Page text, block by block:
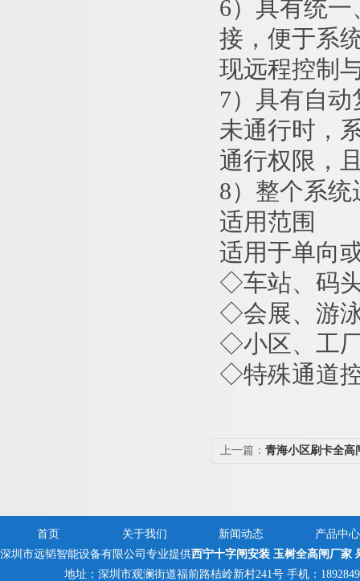
6）具有统
接，便于系
现远程控制
7）具有自
未通行时，
通行权限，
8）整个系
适用范围
适用于单向
◇车站、码
◇会展、游
◇小区、工
◇特殊通道
上一篇： 青海小区刷卡全高
首页 关于我们 新闻动态
产品中心
深圳市远韬智能设备有限公司专业提供西宁十字闸安装 玉树全高闸厂家
地址：深圳市观澜街道福前路桔岭新村241号 手机：